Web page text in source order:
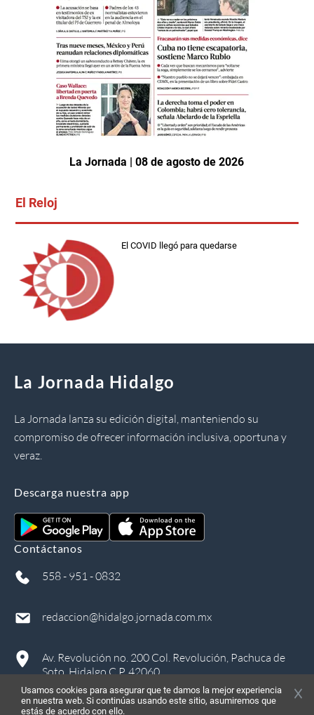
La Jornada | 08 de agosto de 2026
El Reloj
El COVID llegó para quedarse
La Jornada Hidalgo
La Jornada lanza su edición digital, manteniendo su
compromiso de ofrecer información inclusiva, oportuna y
veraz.
Descarga nuestra app
Contáctanos
558 - 951 - 0832
redaccion@hidalgo.jornada.com.mx
Av. Revolución no. 200 Col. Revolución, Pachuca de
Soto, Hidalgo C.P. 42060
Usamos cookies para asegurar que te damos la mejor experiencia
en nuestra web. Si continúas usando este sitio, asumiremos que
estás de acuerdo con ello.